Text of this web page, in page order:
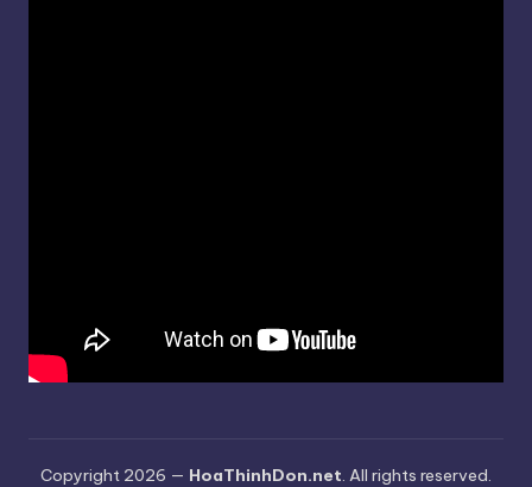
Copyright 2026 — HoaThinhDon.net. All rights reserved.